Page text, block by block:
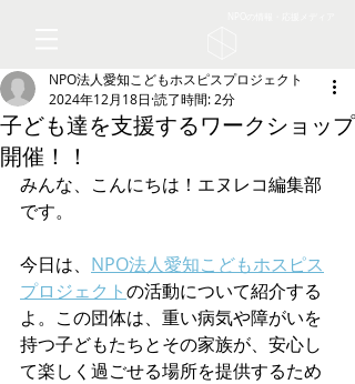
子ども達を支援するワークショップ
開催！！
NPO法人愛知こどもホスピスプロジェクト
2024年12月18日 読了時間: 2分
みんな、こんにちは！エヌレコ編集部
です。
今日は、 NPO法人愛知こどもホスピス
プロジェクトの活動について紹介する
よ。この団体は、重い病気や障がいを
持つ子どもたちとその家族が、安心し
て楽しく過ごせる場所を提供するため